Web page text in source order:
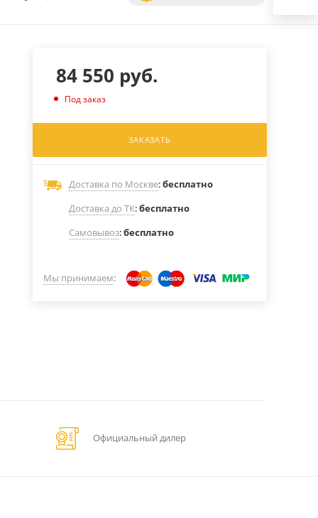
84 550 руб.
Под заказ
ЗАКАЗАТЬ
Доставка по Москве:бесплатно
Доставка до ТК:бесплатно
Самовывоз:бесплатно
Мы принимаем:
Официальный дилер